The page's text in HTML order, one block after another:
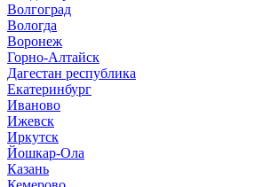
Волгоград
Вологда
Воронеж
Горно-Алтайск
Дагестан республика
Екатеринбург
Иваново
Ижевск
Иркутск
Йошкар-Ола
Казань